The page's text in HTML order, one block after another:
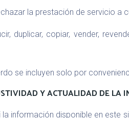
la prestación de servicio a
duplicar, copiar, vender,
se incluyen solo por
Y ACTUALIDAD DE LA
información disponible en